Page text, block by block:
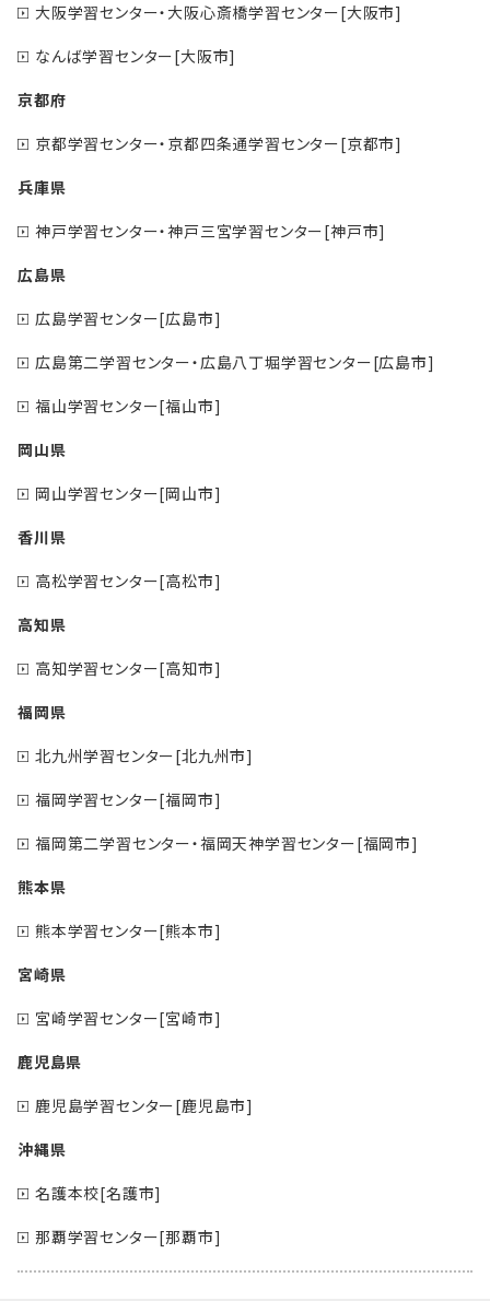
大阪学習センター・大阪心斎橋学習センター[大阪市]
なんば学習センター[大阪市]
京都府
京都学習センター・京都四条通学習センター[京都市]
兵庫県
神戸学習センター・神戸三宮学習センター[神戸市]
広島県
広島学習センター[広島市]
広島第二学習センター・広島八丁堀学習センター[広島市]
福山学習センター[福山市]
岡山県
岡山学習センター[岡山市]
香川県
高松学習センター[高松市]
高知県
高知学習センター[高知市]
福岡県
北九州学習センター[北九州市]
福岡学習センター[福岡市]
福岡第二学習センター・福岡天神学習センター[福岡市]
熊本県
熊本学習センター[熊本市]
宮崎県
宮崎学習センター[宮崎市]
鹿児島県
鹿児島学習センター[鹿児島市]
沖縄県
名護本校[名護市]
那覇学習センター[那覇市]